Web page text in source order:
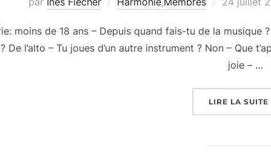
moins de 18 ans – Depuis quand fais-tu de la musique
De l’alto – Tu joues d’un autre instrument ? Non – Que
joie – …
LIRE LA SUITE